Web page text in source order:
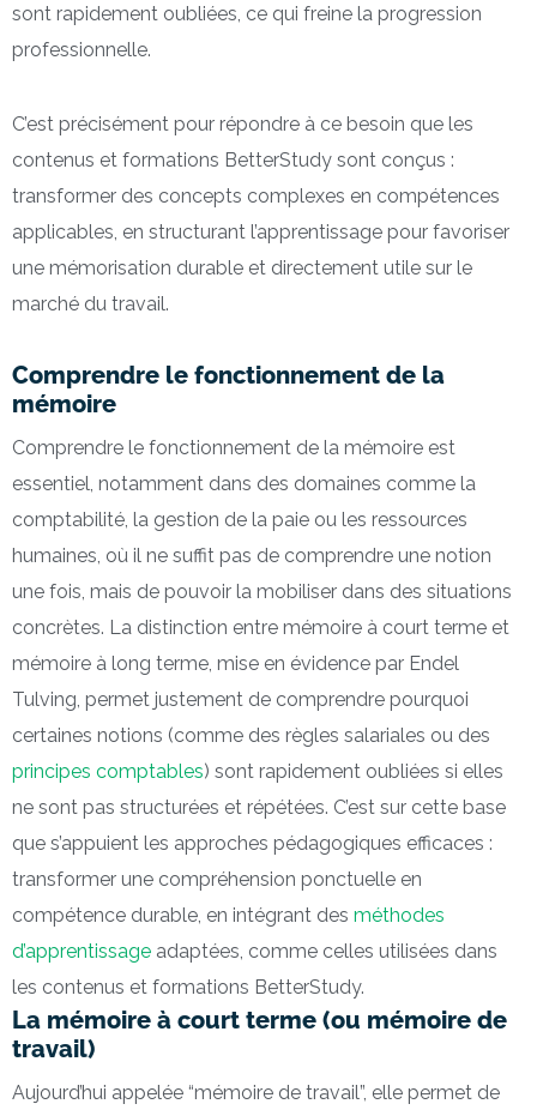
sont rapidement oubliées, ce qui freine la progression
professionnelle.
C’est précisément pour répondre à ce besoin que les
contenus et formations BetterStudy sont conçus :
transformer des concepts complexes en compétences
applicables, en structurant l’apprentissage pour favoriser
une mémorisation durable et directement utile sur le
marché du travail.
Comprendre le fonctionnement de la
mémoire
Comprendre le fonctionnement de la mémoire est
essentiel, notamment dans des domaines comme la
comptabilité, la gestion de la paie ou les ressources
humaines, où il ne suffit pas de comprendre une notion
une fois, mais de pouvoir la mobiliser dans des situations
concrètes. La distinction entre mémoire à court terme et
mémoire à long terme, mise en évidence par Endel
Tulving, permet justement de comprendre pourquoi
certaines notions (comme des règles salariales ou des
principes comptables) sont rapidement oubliées si elles
ne sont pas structurées et répétées. C’est sur cette base
que s’appuient les approches pédagogiques efficaces :
transformer une compréhension ponctuelle en
compétence durable, en intégrant des méthodes
d’apprentissage adaptées, comme celles utilisées dans
les contenus et formations BetterStudy.
La mémoire à court terme (ou mémoire de
travail)
Aujourd’hui appelée “mémoire de travail”, elle permet de